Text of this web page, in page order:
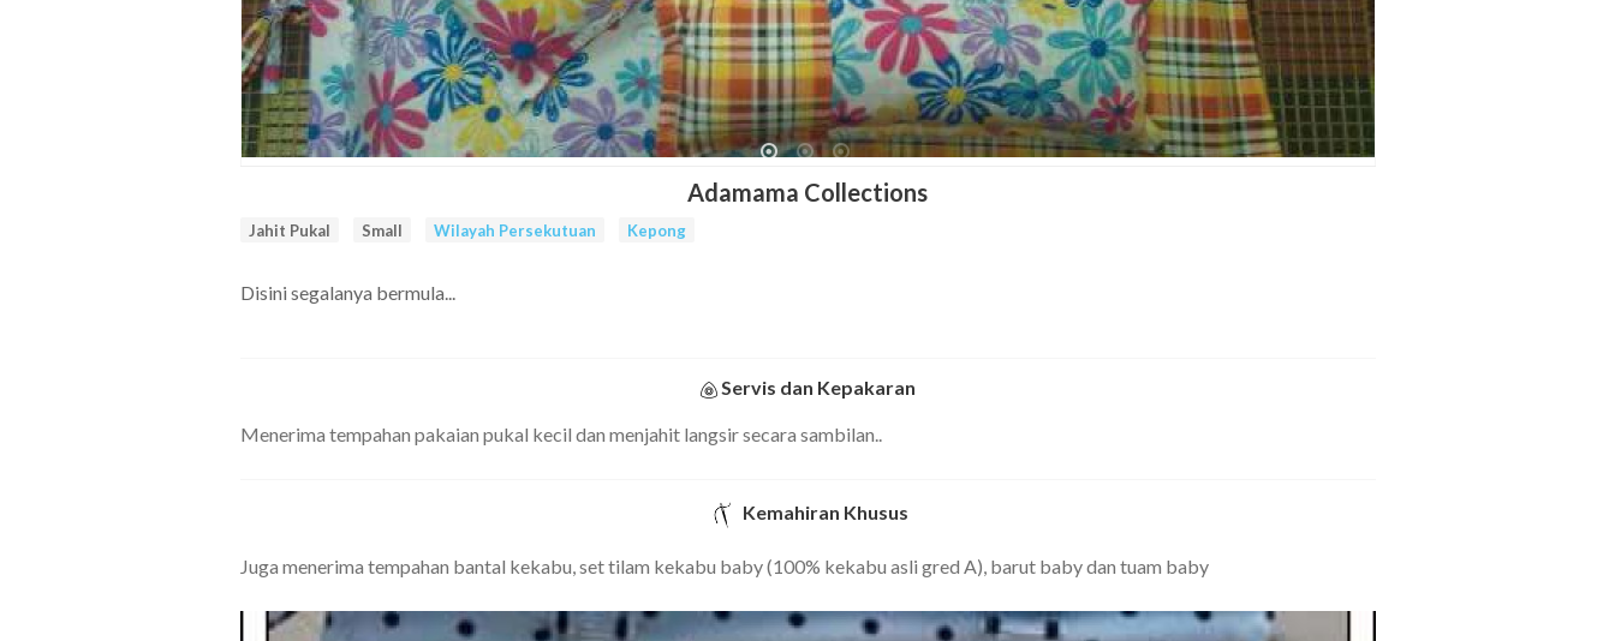
Adamama Collections
Jahit Pukal Small Wilayah Persekutuan Kepong
Disini segalanya bermula...
Servis dan Kepakaran
Menerima tempahan pakaian pukal kecil dan menjahit langsir secara sambilan..
Kemahiran Khusus
Juga menerima tempahan bantal kekabu, set tilam kekabu baby (100% kekabu asli gred A), barut baby dan tuam baby